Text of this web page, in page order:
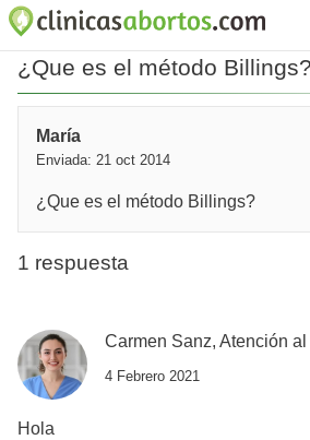
¿Que es el método Billings?
María
Enviada: 21 oct 2014
¿Que es el método Billings?
1 respuesta
Carmen Sanz, Atención
4 Febrero 2021
Hola